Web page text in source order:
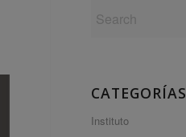
CATEGORÍAS
Instituto